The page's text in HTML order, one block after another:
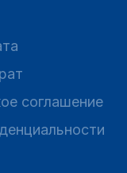
соглашение